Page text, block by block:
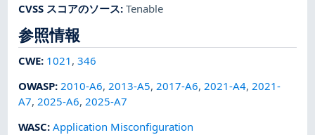
CVSS スコアのソース:Tenable
参照情報
CWE: 1021 ,346
OWASP: 2010-A6, 2013-A5, 2017-A6, 2021-A4, 2021-
A7, 2025-A6, 2025-A7
WASC:Application Misconfiguration